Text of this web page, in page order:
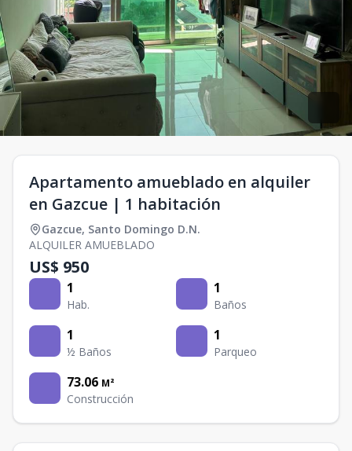
Apartamento amueblado en alquiler
en Gazcue | 1 habitación
Gazcue, Santo Domingo D.N.
ALQUILER AMUEBLADO
US$ 950
1
Hab.
1
Baños
1
½ Baños
1
Parqueo
73.06 M²
Construcción